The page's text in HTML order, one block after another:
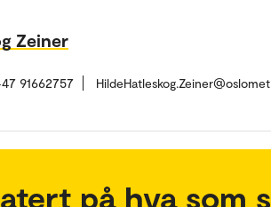
Zeiner
91662757
på hva som